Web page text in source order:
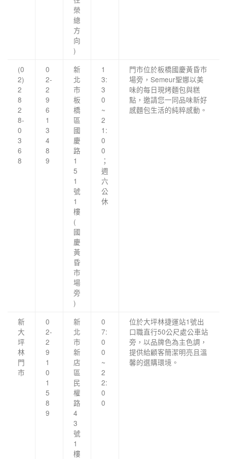
榮
總
方
向
)
(0
2)
2
8
2
8-
0
3
6
8
0
2-
2
9
6
1
3
4
8
9
新
北
市
板
橋
區
國
慶
路
1
5
1
號
1
樓
(
國
慶
黃
昏
市
場
旁
)
1
3:
3
0
~
2
1:
0
0
；
週
六
公
休
門市位於板橋國慶黃昏市
場旁，Semeur聖娜以美
味的每日現烤麵包與糕
點，邀請您一同品味新好
感麵包生活的純粹感動。
新
大
坪
林
門
市
0
2-
2
9
1
0
1
5
8
9
新
北
市
新
店
區
民
權
路
4
3
號
1
樓
0
7:
0
0
~
2
2:
0
0
位於大坪林捷運站1號出
口職直行50公尺處公車站
旁，以品牌色為主色調，
提供給顧客簡潔明亮且溫
馨的選購環境。